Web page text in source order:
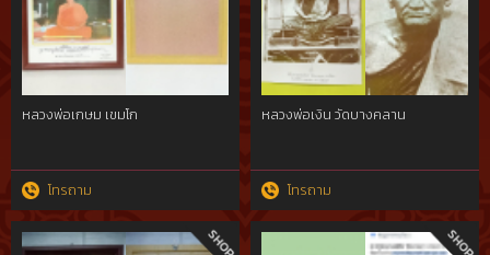
หลวงพ่อเกษม เขมโก
โทรถาม
หลวงพ่อเงิน วัดบางคลาน
โทรถาม